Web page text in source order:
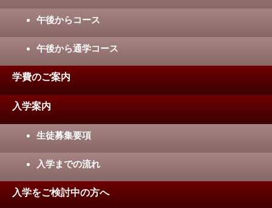
午後からコース
午後から通学コース
学費のご案内
入学案内
生徒募集要項
入学までの流れ
入学をご検討中の方へ